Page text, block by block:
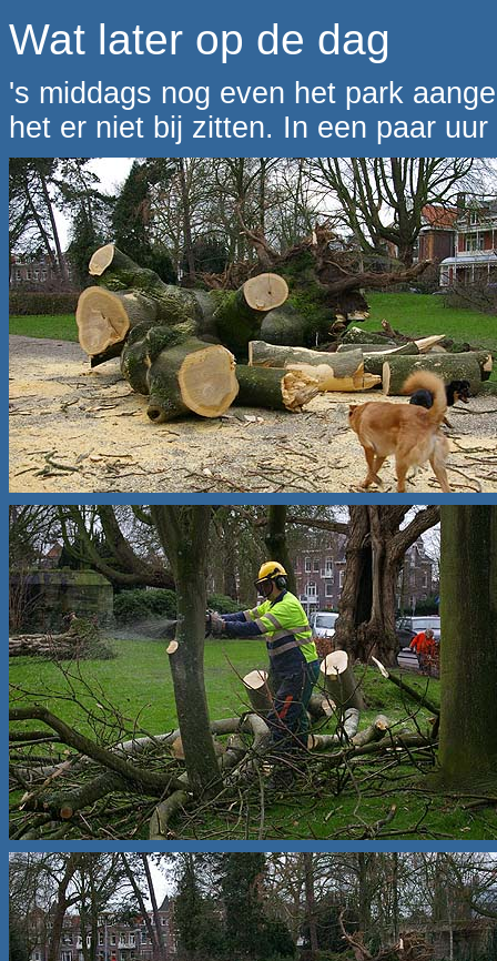
Wat later op de dag
's middags nog even het park
het er niet bij zitten. In een paar